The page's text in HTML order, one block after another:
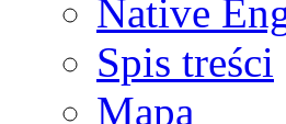
Native
Spis treści
Mapa